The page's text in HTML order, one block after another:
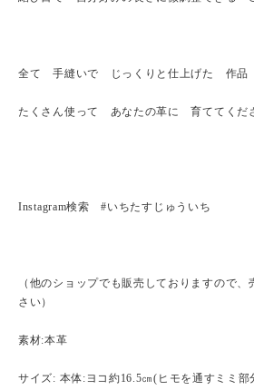
全て 手縫いで じっくりと仕上げた 作品
たくさん使って あなたの革に 育ててくだ
Instagram検索 #いちたすじゅういち
（他のショップでも販売しておりますので
さい）
素材:本革
サイズ: 本体:ヨコ約16.5㎝(ヒモを通すミミ